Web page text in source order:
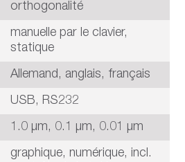
orthogonalité
manuelle par le clavier,
statique
Allemand, anglais, français
USB, RS232
1.0 µm, 0.1 µm, 0.01 µm
graphique, numérique, incl.